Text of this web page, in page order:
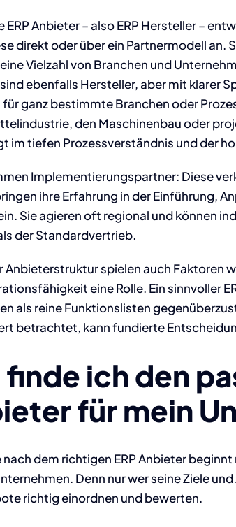
ERP Anbieter – also ERP Hersteller –
direkt oder über ein Partnermodell an.
Vielzahl von Branchen und
ebenfalls Hersteller, aber mit klarer
für ganz bestimmte Branchenoder
den Maschinenbau oder
im tiefen Prozessverständnis und der
Implementierungspartner: Diese
ihre Erfahrung in der Einführung,
Sie agieren oft regional und können
der Standardvertrieb.
Anbieterstruktur spielen auch Faktoren
eine Rolle. Ein sinnvoller
als reine Funktionslisten
betrachtet, kann fundierte
finde ich den
für mein
nach dem richtigen ERP Anbieter
Denn nur wer seine Ziele
richtig einordnen und bewerten.